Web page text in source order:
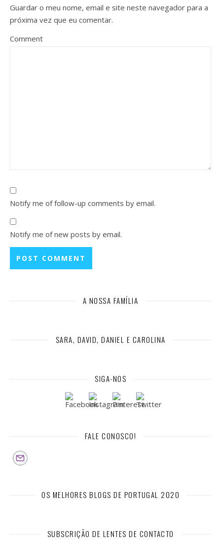
Guardar o meu nome, email e site neste navegador para a
próxima vez que eu comentar.
Comment
Notify me of follow-up comments by email.
Notify me of new posts by email.
A NOSSA FAMÍLIA
SARA, DAVID, DANIEL E CAROLINA
SIGA-NOS
FALE CONOSCO!
OS MELHORES BLOGS DE PORTUGAL 2020
SUBSCRIÇÃO DE LENTES DE CONTACTO